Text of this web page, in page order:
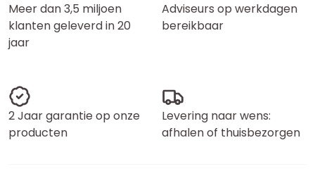
Meer dan 3,5 miljoen
klanten geleverd in 20
jaar
Adviseurs op werkdagen
bereikbaar
2 Jaar garantie op onze
producten
Levering naar wens:
afhalen of thuisbezorgen